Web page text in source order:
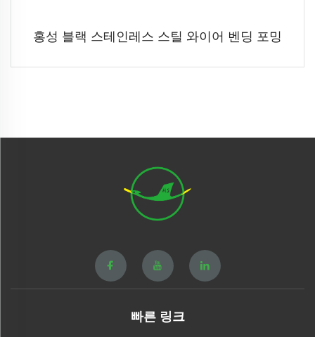
홍성 블랙 스테인레스 스틸 와이어 벤딩 포밍
빠른 링크